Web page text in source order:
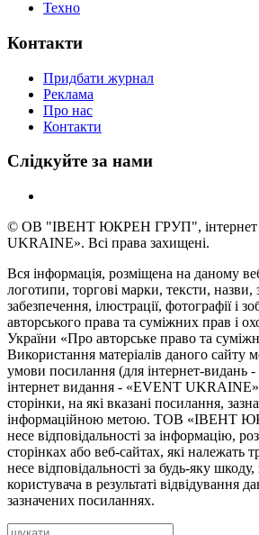
Техно
Контакти
Придбати журнал
Реклама
Про нас
Контакти
Слідкуйте за нами
© ОВ "ІВЕНТ ЮКРЕН ГРУП", інтернет
UKRAINE». Всі права захищені.
Вся інформація, розміщена на даному
логотипи, торгові марки, тексти, назви,
забезпечення, ілюстрації, фотографії і
авторського права та суміжних прав і
України «Про авторське право та
Використання матеріалів даного сайту
умови посилання (для інтернет-видань -
інтернет видання - «EVENT
сторінки, на які вказані посилання,
інформаційною метою. ТОВ «ІВЕНТ
несе відповідальності за інформацію,
сторінках або веб-сайтах, які належать
несе відповідальності за будь-яку
користувача в результаті відвідування
зазначених посиланнях.